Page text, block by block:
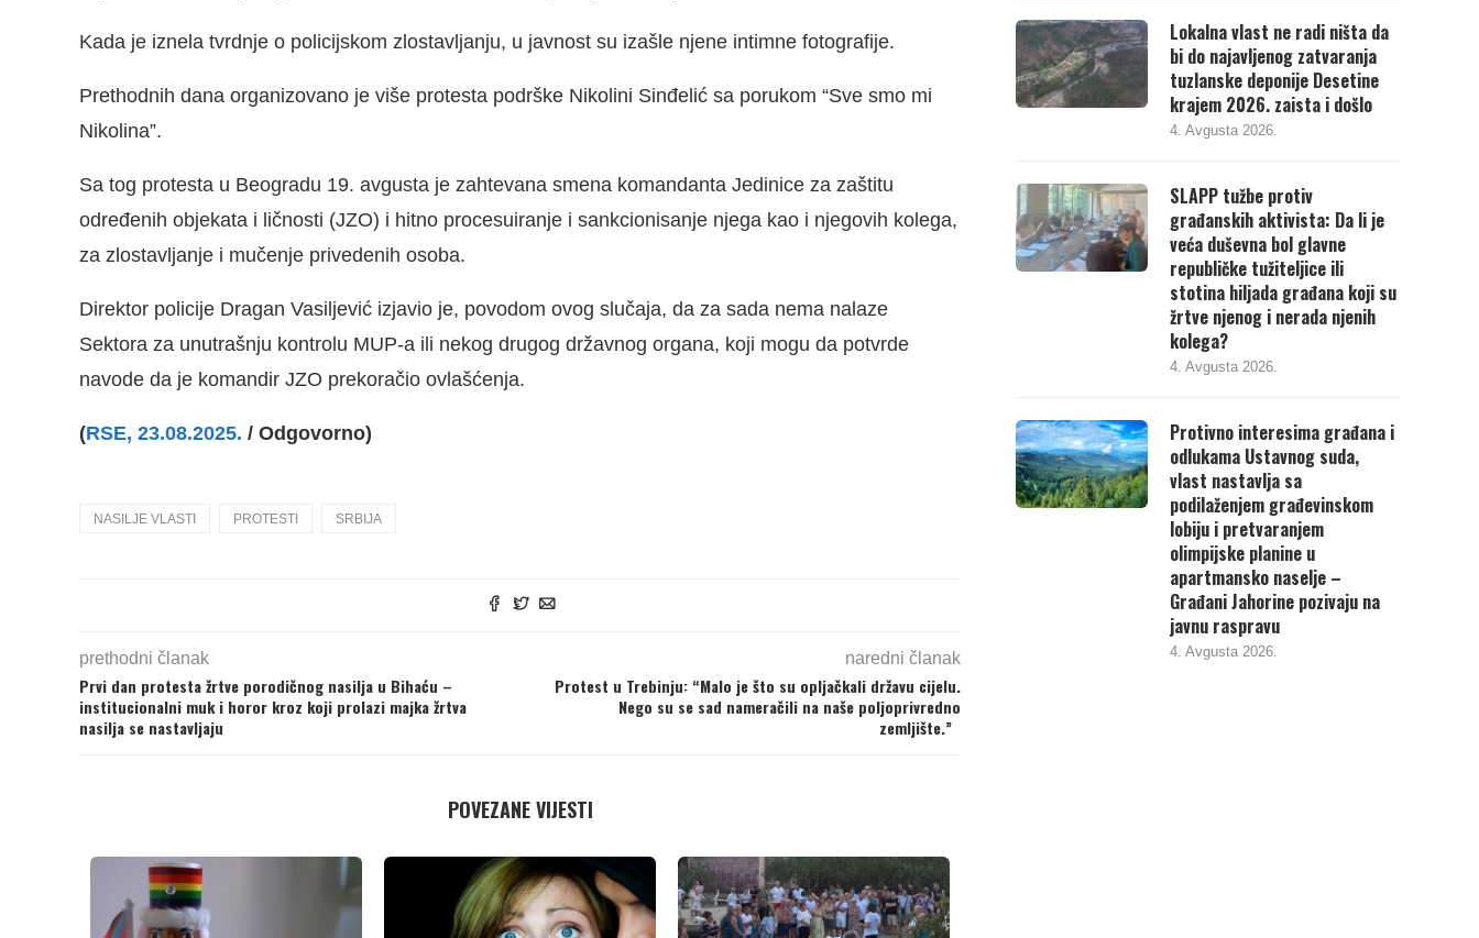
Kada je iznela tvrdnje o policijskom zlostavljanju, u javnost su izašle njene intimne fotografije.
Prethodnih dana organizovano je više protesta podrške Nikolini Sinđelić sa porukom “Sve smo mi
Nikolina”.
Sa tog protesta u Beogradu 19. avgusta je zahtevana smena komandanta Jedinice za zaštitu
određenih objekata i ličnosti (JZO) i hitno procesuiranje i sankcionisanje njega kao i njegovih kolega,
za zlostavljanje i mučenje privedenih osoba.
Direktor policije Dragan Vasiljević izjavio je, povodom ovog slučaja, da za sada nema nalaze
Sektora za unutrašnju kontrolu MUP-a ili nekog drugog državnog organa, koji mogu da potvrde
navode da je komandir JZO prekoračio ovlašćenja.
(RSE, 23.08.2025. / Odgovorno)
NASILJE VLASTI PROTESTI SRBIJA
prethodni članak
Prvi dan protesta žrtve porodičnog nasilja u Bihaću –
institucionalni muk i horor kroz koji prolazi majka žrtva
nasilja se nastavljaju
naredni članak
Protest u Trebinju: “Malo je što su opljačkali državu cijelu.
Nego su se sad nameračili na naše poljoprivredno
zemljište.”
POVEZANE VIJESTI
Lokalna vlast ne radi ništa da
bi do najavljenog zatvaranja
tuzlanske deponije Desetine
krajem 2026. zaista i došlo
4. Avgusta 2026.
SLAPP tužbe protiv
građanskih aktivista: Da li je
veća duševna bol glavne
republičke tužiteljice ili
stotina hiljada građana koji su
žrtve njenog i nerada njenih
kolega?
4. Avgusta 2026.
Protivno interesima građana i
odlukama Ustavnog suda,
vlast nastavlja sa
podilaženjem građevinskom
lobiju i pretvaranjem
olimpijske planine u
apartmansko naselje –
Građani Jahorine pozivaju na
javnu raspravu
4. Avgusta 2026.